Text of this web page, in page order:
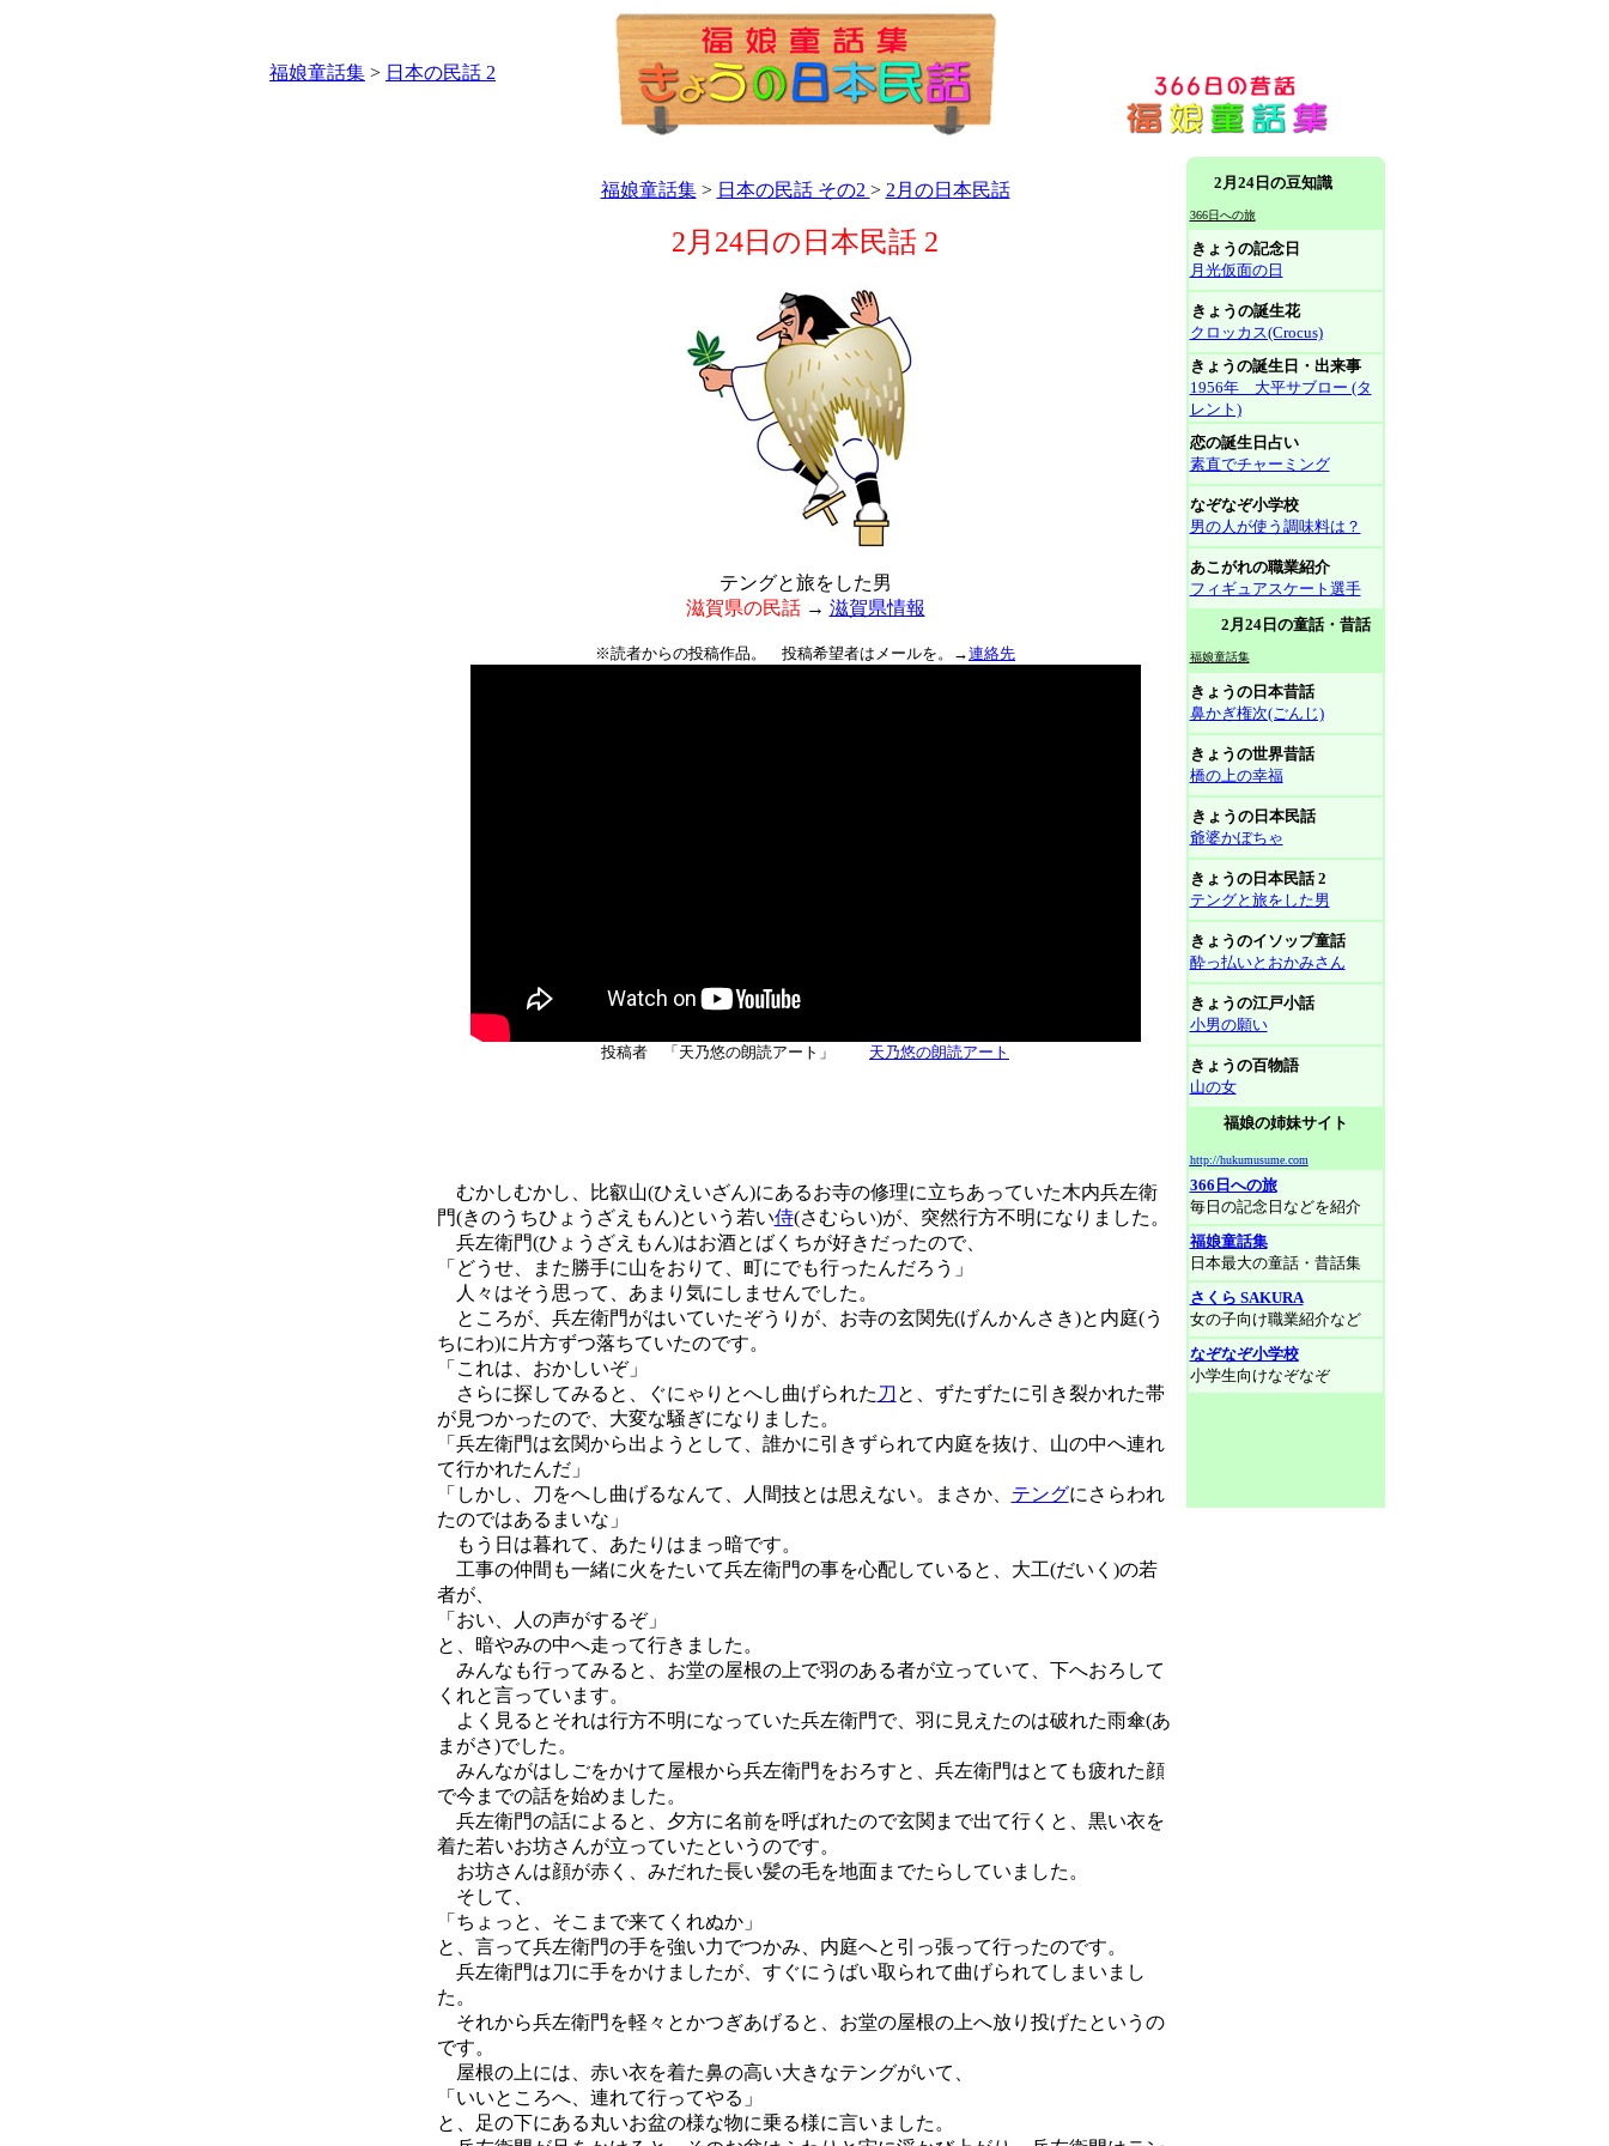
福娘童話集 > 日本の民話 2
福娘童話集> 日本の民話 その2 > 2月の日本民話
2月24日の日本民話 2
テングと旅をした男
滋賀県の民話→ 滋賀県情報
※読者からの投稿作品。 投稿希望者はメールを。→連絡先
投稿者 「天乃悠の朗読アート」 天乃悠の朗読アート
むかしむかし、比叡山(ひえいざん)にあるお寺の修理に立ちあっていた木内兵左衛
門(きのうちひょうざえもん)という若い侍(さむらい)が、突然行方不明になりました。
兵左衛門(ひょうざえもん)はお酒とばくちが好きだったので、
「どうせ、また勝手に山をおりて、町にでも行ったんだろう」
人々はそう思って、あまり気にしませんでした。
ところが、兵左衛門がはいていたぞうりが、お寺の玄関先(げんかんさき)と内庭(う
ちにわ)に片方ずつ落ちていたのです。
「これは、おかしいぞ」
さらに探してみると、ぐにゃりとへし曲げられた 刀 と、ずたずたに引き裂かれた帯
が見つかったので、大変な騒ぎになりました。
「兵左衛門は玄関から出ようとして、誰かに引きずられて内庭を抜け、山の中へ連れ
て行かれたんだ」
「しかし、刀をへし曲げるなんて、人間技とは思えない。まさか、 テングにさらわれ
たのではあるまいな」
もう日は暮れて、あたりはまっ暗です。
工事の仲間も一緒に火をたいて兵左衛門の事を心配していると、大工(だいく)の若
者が、
「おい、人の声がするぞ」
と、暗やみの中へ走って行きました。
みんなも行ってみると、お堂の屋根の上で羽のある者が立っていて、下へおろして
くれと言っています。
よく見るとそれは行方不明になっていた兵左衛門で、羽に見えたのは破れた雨傘(あ
まがさ)でした。
みんながはしごをかけて屋根から兵左衛門をおろすと、兵左衛門はとても疲れた顔
で今までの話を始めました。
兵左衛門の話によると、夕方に名前を呼ばれたので玄関まで出て行くと、黒い衣を
着た若いお坊さんが立っていたというのです。
お坊さんは顔が赤く、みだれた長い髪の毛を地面までたらしていました。
そして、
「ちょっと、そこまで来てくれぬか」
と、言って兵左衛門の手を強い力でつかみ、内庭へと引っ張って行ったのです。
兵左衛門は刀に手をかけましたが、すぐにうばい取られて曲げられてしまいまし
た。
それから兵左衛門を軽々とかつぎあげると、お堂の屋根の上へ放り投げたというの
です。
屋根の上には、赤い衣を着た鼻の高い大きなテングがいて、
「いいところへ、連れて行ってやる」
と、足の下にある丸いお盆の様な物に乗る様に言いました。
2月24日の豆知識
366日への旅
きょうの記念日
月光仮面の日
きょうの誕生花
クロッカス(Crocus)
きょうの誕生日・出来事
1956年 大平サブロー (タ
レント)
恋の誕生日占い
素直でチャーミング
なぞなぞ小学校
男の人が使う調味料は？
あこがれの職業紹介
フィギュアスケート選手
2月24日の童話・昔話
福娘童話集
きょうの日本昔話
鼻かぎ権次(ごんじ)
きょうの世界昔話
橋の上の幸福
きょうの日本民話
爺婆かぼちゃ
きょうの日本民話 2
テングと旅をした男
きょうのイソップ童話
酔っ払いとおかみさん
きょうの江戸小話
小男の願い
きょうの百物語
山の女
福娘の姉妹サイト
http://hukumusume.com
366日への旅
毎日の記念日などを紹介
福娘童話集
日本最大の童話・昔話集
さくら SAKURA
女の子向け職業紹介など
なぞなぞ小学校
小学生向けなぞなぞ